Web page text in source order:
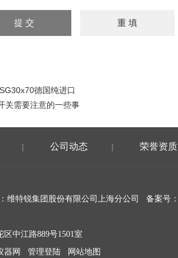
德国纯进口
关需要注意的一些事
| 公司动态 | 荣誉资质
维特锐集团股份有限公司上海分公司 备案号：
中江路889号1501室
器网 管理登陆 网站地图